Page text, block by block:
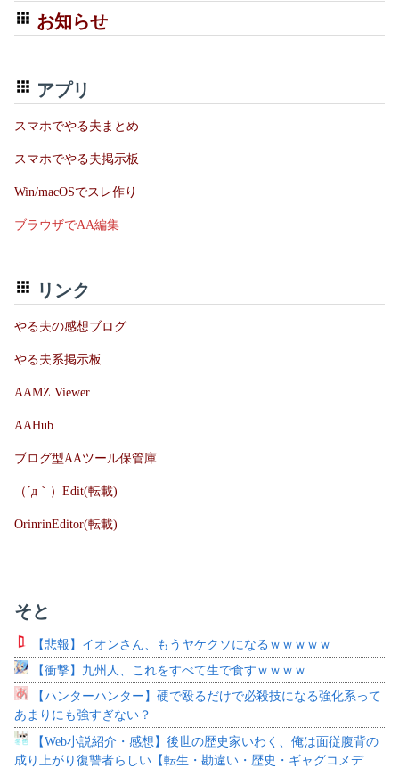
お知らせ
アプリ
スマホでやる夫まとめ
スマホでやる夫掲示板
Win/macOSでスレ作り
ブラウザでAA編集
リンク
やる夫の感想ブログ
やる夫系掲示板
AAMZ Viewer
AAHub
ブログ型AAツール保管庫
（´д｀）Edit(転載)
OrinrinEditor(転載)
そと
【悲報】イオンさん、もうヤケクソになるｗｗｗｗｗ
【衝撃】九州人、これをすべて生で食すｗｗｗｗ
【ハンターハンター】硬で殴るだけで必殺技になる強化系って
あまりにも強すぎない？
【Web小説紹介・感想】後世の歴史家いわく、俺は面従腹背の
成り上がり復讐者らしい【転生・勘違い・歴史・ギャグコメデ